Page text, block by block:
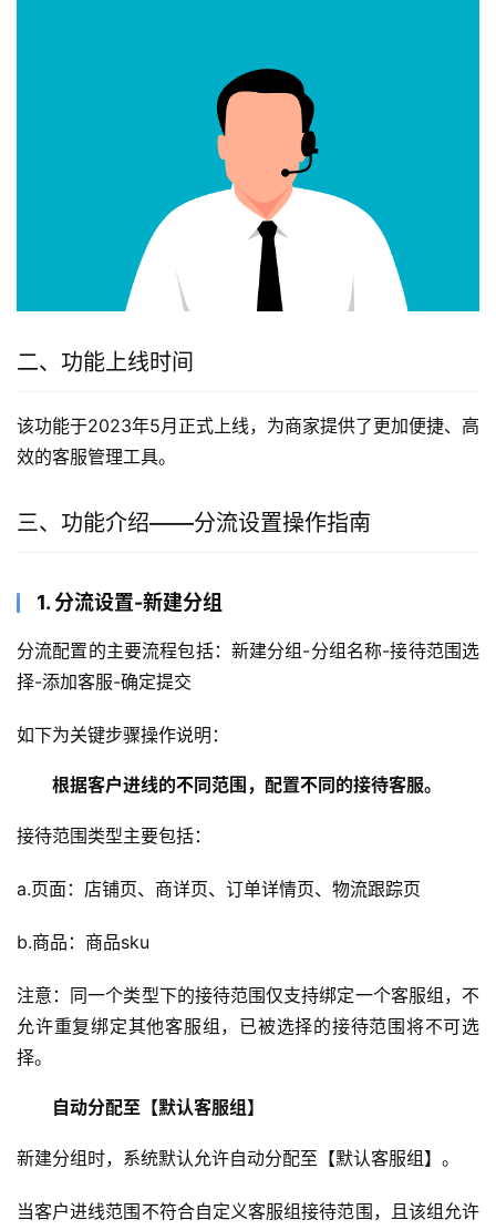
二、功能上线时间
该功能于2023年5月正式上线，为商家提供了更加便捷、高
效的客服管理工具。
三、功能介绍——分流设置操作指南
1. 分流设置-新建分组
分流配置的主要流程包括：新建分组-分组名称-接待范围选
择-添加客服-确定提交
如下为关键步骤操作说明：
根据客户进线的不同范围，配置不同的接待客服。
接待范围类型主要包括：
a.页面：店铺页、商详页、订单详情页、物流跟踪页
b.商品：商品sku
注意：同一个类型下的接待范围仅支持绑定一个客服组，不
允许重复绑定其他客服组，已被选择的接待范围将不可选
择。
自动分配至【默认客服组】
新建分组时，系统默认允许自动分配至【默认客服组】。
当客户进线范围不符合自定义客服组接待范围，且该组允许